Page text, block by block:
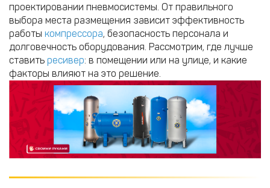
проектировании пневмосистемы. От правильного
выбора места размещения зависит эффективность
работы компрессора, безопасность персонала и
долговечность оборудования. Рассмотрим, где лучше
ставить ресивер: в помещении или на улице, и какие
факторы влияют на это решение.​